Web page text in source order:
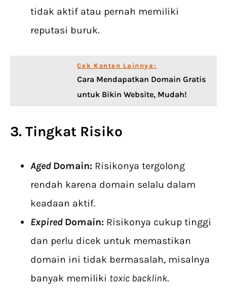
tidak aktif atau pernah memiliki
reputasi buruk.
Cek Konten Lainnya:
Cara Mendapatkan Domain Gratis
untuk Bikin Website, Mudah!
3. Tingkat Risiko
Aged Domain: Risikonya tergolong
rendah karena domain selalu dalam
keadaan aktif.
Expired Domain: Risikonya cukup tinggi
dan perlu dicek untuk memastikan
domain ini tidak bermasalah, misalnya
banyak memiliki toxic backlink.